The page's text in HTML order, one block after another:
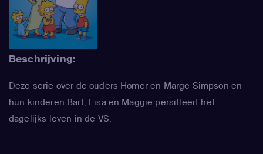
Beschrijving:
Deze serie over de ouders Homer en Marge Simpson en
hun kinderen Bart, Lisa en Maggie persifleert het
dagelijks leven in de VS.